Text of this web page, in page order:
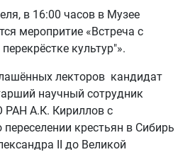
в 16:00 часов в Музее
меропритие «Встреча с
культур"».
лекторов кандидат
научный сотрудник
РАН А.К. Кириллов с
крестьян в Сибирь
II до Великой